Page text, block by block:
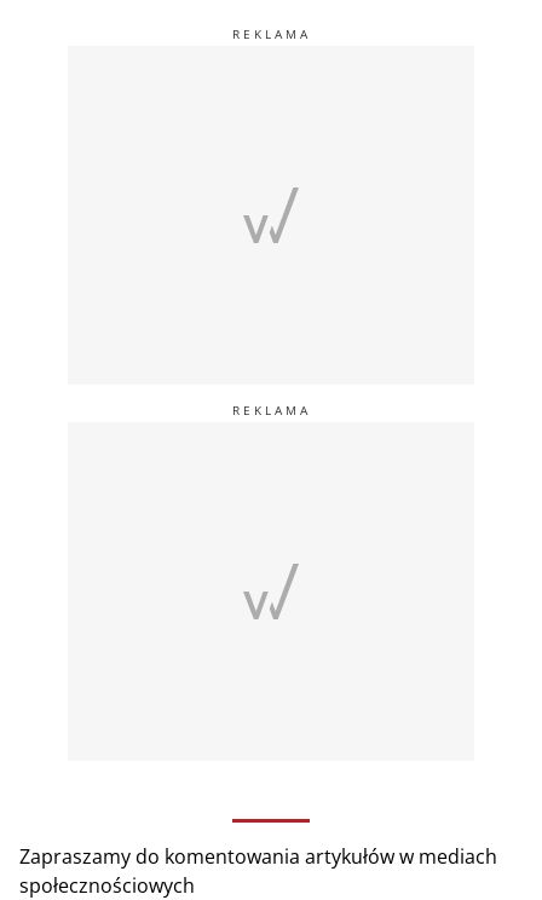
Zapraszamy do komentowania artykułów w mediach
społecznościowych